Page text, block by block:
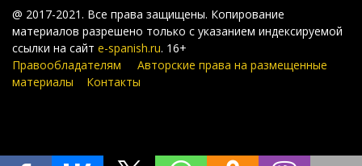
@ 2017-2021. Все права защищены. Копирование
материалов разрешено только с указанием индексируемой
ссылки на сайт e-spanish.ru. 16+
Правообладателям
Авторские права на размещенные
материалы
Контакты